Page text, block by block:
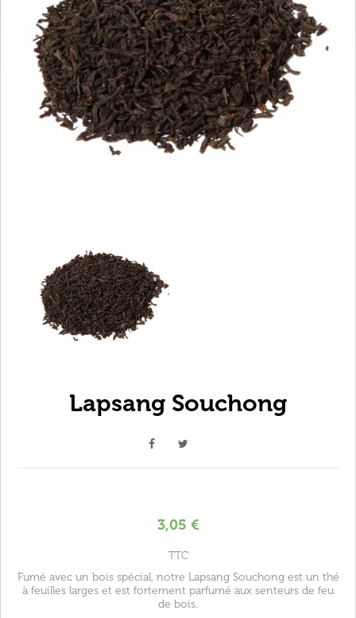
Lapsang Souchong
3,05 €
TTC
Fumé avec un bois spécial, notre Lapsang Souchong est un thé
à feuilles larges et est fortement parfumé aux senteurs de feu
de bois.